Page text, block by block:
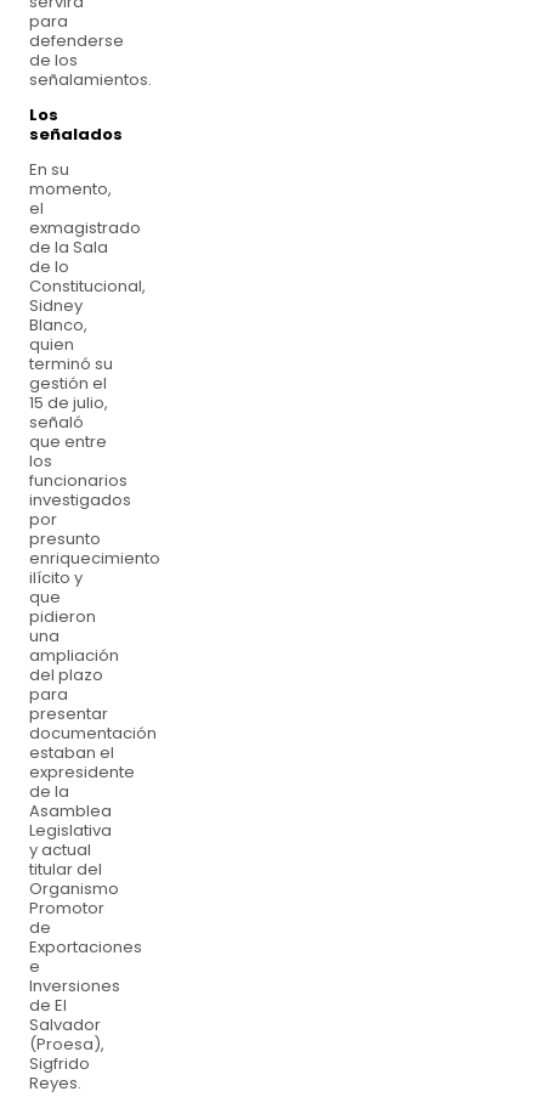
para
defenderse
de los
señalamientos.
Los
señalados
En su
momento,
el
exmagistrado
de la Sala
de lo
Constitucional,
Sidney
Blanco,
quien
terminó su
gestión el
15 de julio,
señaló
que entre
los
funcionarios
investigados
por
presunto
enriquecimiento
ilícito y
que
pidieron
una
ampliación
del plazo
para
presentar
documentación
estaban el
expresidente
de la
Asamblea
Legislativa
y actual
titular del
Organismo
Promotor
de
Exportaciones
e
Inversiones
de El
Salvador
(Proesa),
Sigfrido
Reyes.